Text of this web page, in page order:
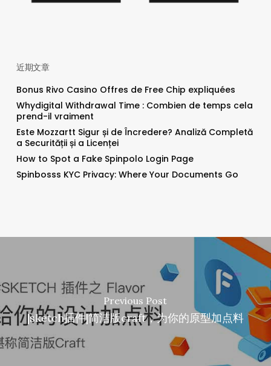
近期文章
Bonus Rivo Casino Offres de Free Chip expliquées
Whydigital Withdrawal Time : Combien de temps cela
prend-il vraiment
Este Mozzartt Sigur și de Încredere? Analiză Completă
a Securității și a Licenței
How to Spot a Fake Spinpolo Login Page
Spinbosss KYC Privacy: Where Your Documents Go
Previous Post
|sketch插件|简洁版craft，为你的原型加点料